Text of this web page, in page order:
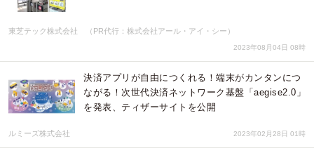
東芝テック株式会社 （PR代行：株式会社アール・アイ・シー）
2023年08月04日 08時
決済アプリが自由につくれる！端末がカンタンにつ
ながる！次世代決済ネットワーク基盤「aegise2.0」
を発表、ティザーサイトを公開
ルミーズ株式会社 2023年02月28日 01時